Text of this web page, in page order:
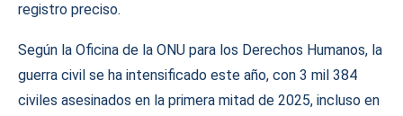
registro preciso.
Según la Oficina de la ONU para los Derechos Humanos, la
guerra civil se ha intensificado este año, con 3 mil 384
civiles asesinados en la primera mitad de 2025, incluso en